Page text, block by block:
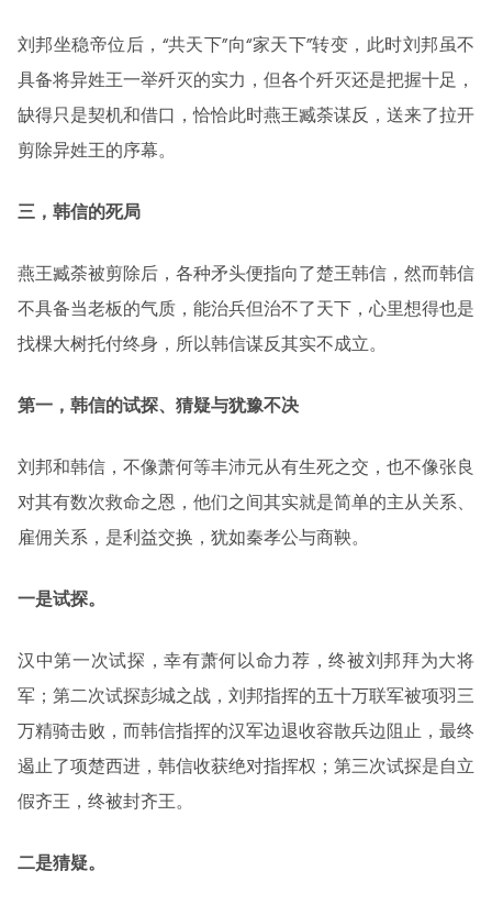
刘邦坐稳帝位后，“共天下”向“家天下”转变，此时刘邦虽不
具备将异姓王一举歼灭的实力，但各个歼灭还是把握十足，
缺得只是契机和借口，恰恰此时燕王臧荼谋反，送来了拉开
剪除异姓王的序幕。
三，韩信的死局
燕王臧荼被剪除后，各种矛头便指向了楚王韩信，然而韩信
不具备当老板的气质，能治兵但治不了天下，心里想得也是
找棵大树托付终身，所以韩信谋反其实不成立。
第一，韩信的试探、猜疑与犹豫不决
刘邦和韩信，不像萧何等丰沛元从有生死之交，也不像张良
对其有数次救命之恩，他们之间其实就是简单的主从关系、
雇佣关系，是利益交换，犹如秦孝公与商鞅。
一是试探。
汉中第一次试探，幸有萧何以命力荐，终被刘邦拜为大将
军；第二次试探彭城之战，刘邦指挥的五十万联军被项羽三
万精骑击败，而韩信指挥的汉军边退收容散兵边阻止，最终
遏止了项楚西进，韩信收获绝对指挥权；第三次试探是自立
假齐王，终被封齐王。
二是猜疑。